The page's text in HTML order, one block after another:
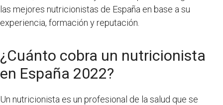
las mejores nutricionistas de España en base a su
experiencia, formación y reputación.
¿Cuánto cobra un nutricionista
en España 2022?
Un nutricionista es un profesional de la salud que se